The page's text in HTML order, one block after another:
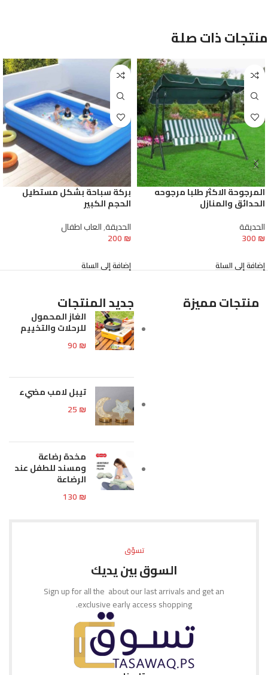
منتجات ذات صلة
المرجوحة الاكثر طلبا مرجوحه
الحدائق والمنازل
الحديقة
300₪
إضافة إلى السلة
بركة سباحة بشكل مستطيل
الحجم الكبير
الحديقة,العاب اطفال
200₪
إضافة إلى السلة
منتجات مميزة جديد المنتجات
الغاز المحمول
للرحلات والتخييم
90₪
تيبل لامب مضيء
25₪
مخدة رضاعة
ومسند للطفل عند
الرضاعة
130₪
تسوّق
السوق بين يديك
Sign up for all the about our last arrivals and get an
exclusive early access shopping.